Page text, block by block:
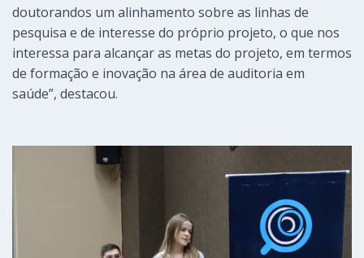
doutorandos um alinhamento sobre as linhas de
pesquisa e de interesse do próprio projeto, o que nos
interessa para alcançar as metas do projeto, em termos
de formação e inovação na área de auditoria em
saúde”, destacou.